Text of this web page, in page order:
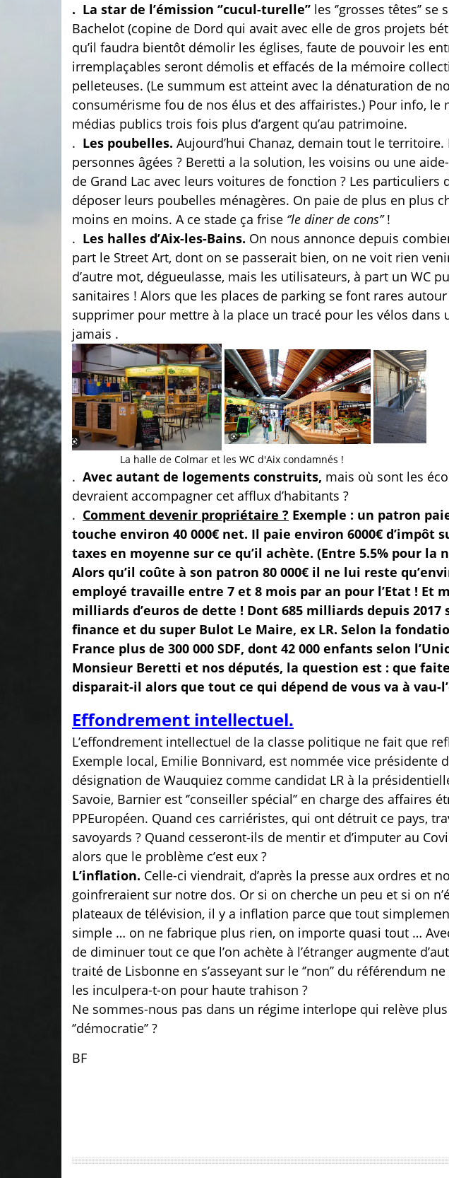
. La star de l’émission ‘’cucul-turelle’’ les ‘’grosses têtes’’
Bachelot (copine de Dord qui avait avec elle de gros projets
qu’il faudra bientôt démolir les églises, faute de pouvoir les
irremplaçables seront démolis et effacés de la mémoire
pelleteuses. (Le summum est atteint avec la dénaturation de
consumérisme fou de nos élus et des affairistes.) Pour info,
médias publics trois fois plus d’argent qu’au patrimoine.
. Les poubelles. Aujourd’hui Chanaz, demain tout le
personnes âgées ? Beretti a la solution, les voisins ou une
de Grand Lac avec leurs voitures de fonction ? Les
déposer leurs poubelles ménagères. On paie de plus en plus
moins en moins. A ce stade ça frise ‘’le diner de cons’’!
. Les halles d’Aix-les-Bains. On nous annonce depuis
part le Street Art, dont on se passerait bien, on ne voit rien
d’autre mot, dégueulasse, mais les utilisateurs, à part un WC
sanitaires ! Alors que les places de parking se font rares
supprimer pour mettre à la place un tracé pour les vélos dans
jamais .
La halle de Colmar et les WC d'Aix condamnés !
. Avec autant de logements construits, mais où sont les
devraient accompagner cet afflux d’habitants ?
. Comment devenir propriétaire ? Exemple : un patron
touche environ 40 000€ net. Il paie environ 6000€ d’impôt
taxes en moyenne sur ce qu’il achète. (Entre 5.5% pour la
Alors qu’il coûte à son patron 80 000€ il ne lui reste
employé travaille entre 7 et 8 mois par an pour l’Etat ! Et
milliards d’euros de dette ! Dont 685 milliards depuis
finance et du super Bulot Le Maire, ex LR. Selon la
France plus de 300 000 SDF, dont 42 000 enfants selon
Monsieur Beretti et nos députés, la question est : que
disparait-il alors que tout ce qui dépend de vous va à vau-
Effondrement intellectuel.
L’effondrement intellectuel de la classe politique ne fait que
Exemple local, Emilie Bonnivard, est nommée vice présidente
désignation de Wauquiez comme candidat LR à la
Savoie, Barnier est ‘’conseiller spécial’’ en charge des affaires
PPEuropéen. Quand ces carriéristes, qui ont détruit ce pays,
savoyards ? Quand cesseront-ils de mentir et d’imputer au
alors que le problème c’est eux ?
L’inflation. Celle-ci viendrait, d’après la presse aux ordres et
goinfreraient sur notre dos. Or si on cherche un peu et si on
plateaux de télévision, il y a inflation parce que tout
simple … on ne fabrique plus rien, on importe quasi tout …
de diminuer tout ce que l’on achète à l’étranger augmente
traité de Lisbonne en s’asseyant sur le ‘’non’’ du référendum
les inculpera-t-on pour haute trahison ?
Ne sommes-nous pas dans un régime interlope qui relève
‘’démocratie’’ ?
BF